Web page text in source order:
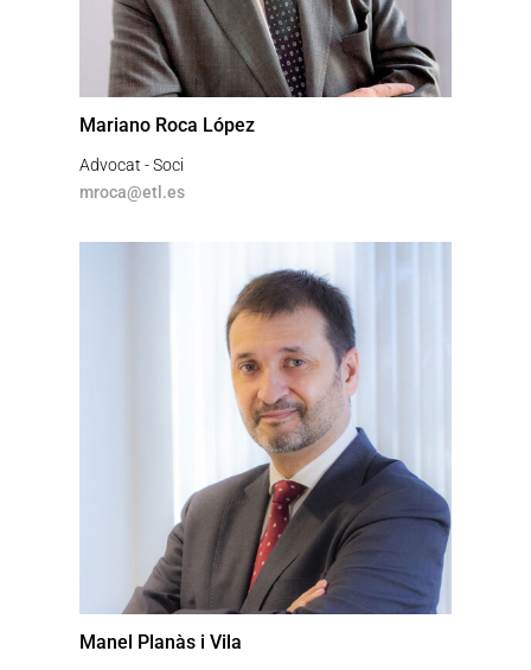
Mariano Roca López
Advocat - Soci
mroca@etl.es
Manel Planàs i Vila